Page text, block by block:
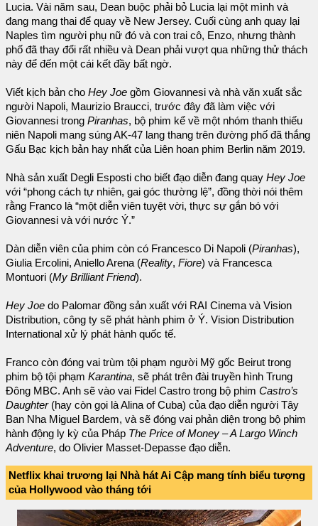
Lucia. Vài năm sau, Dean buộc phải bỏ Lucia lại một mình và
đang mang thai để quay về New Jersey. Cuối cùng anh quay lại
Naples tìm người phụ nữ đó và con trai cô, Enzo, nhưng thành
phố đã thay đổi rất nhiều và Dean phải vượt qua những thử thách
này để đến một cái kết đầy bất ngờ.
Viết kịch bản cho Hey Joe gồm Giovannesi và nhà văn xuất sắc
người Napoli, Maurizio Braucci, trước đây đã làm việc với
Giovannesi trong Piranhas, bộ phim kể về một nhóm thanh thiếu
niên Napoli mang súng AK-47 lang thang trên đường phố đã thắng
Gấu Bạc kịch bản hay nhất của Liên hoan phim Berlin năm 2019.
Nhà sản xuất Degli Esposti cho biết đạo diễn đang quay Hey Joe
với “phong cách tự nhiên, gai góc thường lệ”, đồng thời nói thêm
rằng Franco là “một diễn viên tuyệt vời, thực sự gắn bó với
Giovannesi và với nước Ý.”
Dàn diễn viên của phim còn có Francesco Di Napoli (Piranhas),
Giulia Ercolini, Aniello Arena (Reality, Fiore) và Francesca
Montuori (My Brilliant Friend).
Hey Joe do Palomar đồng sản xuất với RAI Cinema và Vision
Distribution, công ty sẽ phát hành phim ở Ý. Vision Distribution
International xử lý phát hành quốc tế.
Franco còn đóng vai trùm tội phạm người Mỹ gốc Beirut trong
phim bộ tội phạm Karantina, sẽ phát trên đài truyền hình Trung
Đông MBC. Anh sẽ vào vai Fidel Castro trong bộ phim Castro’s
Daughter (hay còn gọi là Alina of Cuba) của đạo diễn người Tây
Ban Nha Miguel Bardem, và sẽ đóng vai phản diện trong bộ phim
hành động ly kỳ của Pháp The Price of Money – A Largo Winch
Adventure, do Olivier Masset-Depasse đạo diễn.
Netflix khai trương lại Nhà hát Ai Cập mang tính biểu tượng
của Hollywood vào tháng tới